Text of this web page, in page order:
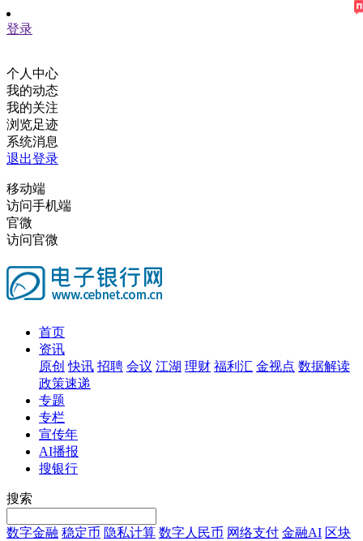
登录
个人中心
我的动态
我的关注
浏览足迹
系统消息
退出登录
移动端
访问手机端
官微
访问官微
首页
资讯
原创 快讯 招聘 会议 江湖 理财 福利汇 金视点 数据解读
政策速递
专题
专栏
宣传年
AI播报
搜银行
搜索
数字金融 稳定币 隐私计算 数字人民币 网络支付 金融AI 区块